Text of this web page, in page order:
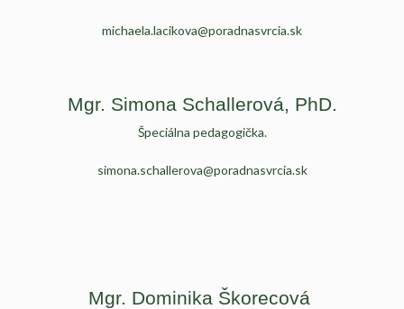
michaela.lacikova@poradnasvrcia.sk
Mgr. Simona Schallerová, PhD.
Špeciálna pedagogička.
simona.schallerova@poradnasvrcia.sk
Mgr. Dominika Škorecová